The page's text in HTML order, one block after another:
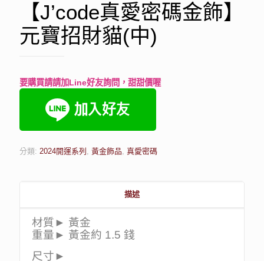
【J’code真愛密碼金飾】
元寶招財貓(中)
要購買請請加Line好友詢問，甜甜價喔
分類: 2024開運系列 , 黃金飾品, 真愛密碼
描述
材質► 黃金
重量► 黃金約 1.5 錢
尺寸►